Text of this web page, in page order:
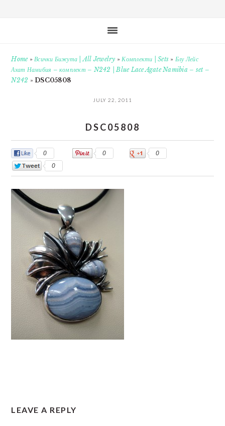
Home»Всички Бижута | All Jewelry »Комплекти | Sets » Блу Лейс
Ахат Намибия – комплект – N242 | Blue Lace Agate Namibia – set –
N242 »DSC05808
JULY 22, 2011
DSC05808
0 0
0
0
INTERACTIONS
LEAVE A REPLY